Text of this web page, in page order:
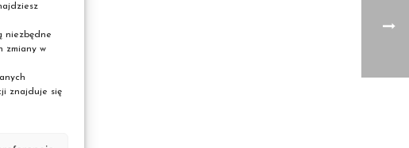
niezbędne
zmiany w
znajduje się